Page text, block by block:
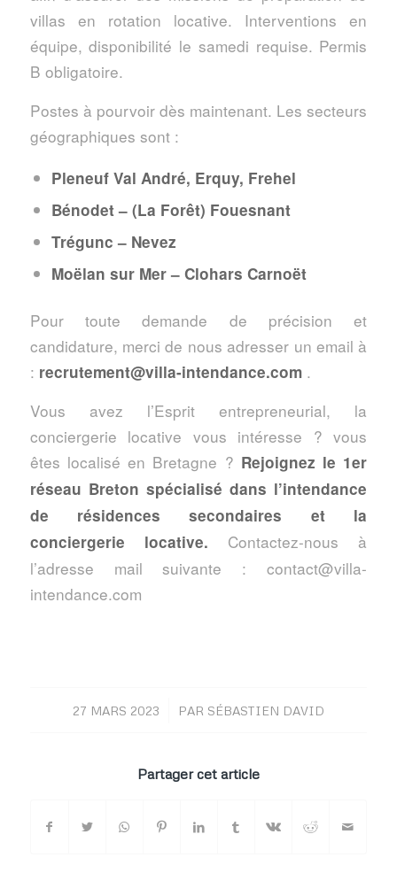
villas en rotation locative. Interventions en
équipe, disponibilité le samedi requise. Permis
B obligatoire.
Postes à pourvoir dès maintenant. Les secteurs
géographiques sont :
Pleneuf Val André, Erquy, Frehel
Bénodet – (La Forêt) Fouesnant
Trégunc – Nevez
Moëlan sur Mer – Clohars Carnoët
Pour toute demande de précision et
candidature, merci de nous adresser un email à
: recrutement@villa-intendance.com.
Vous avez l’Esprit entrepreneurial, la
conciergerie locative vous intéresse ? vous
êtes localisé en Bretagne ? Rejoignez le 1er
réseau Breton spécialisé dans l’intendance
de résidences secondaires et la
conciergerie locative. Contactez-nous à
l’adresse mail suivante : contact@villa-
intendance.com
27 MARS 2023
/ PAR SÉBASTIEN DAVID
Partager cet article